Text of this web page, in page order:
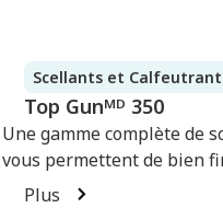
Scellants et
Top Gunᴹᴰ 350
Une gamme complète de
vous permettent de bien
Plus